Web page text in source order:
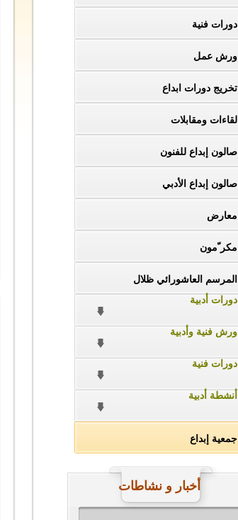
دورات فنية
ورش عمل
تخريج دورات ابداع
لقاءات ومقابلات
صالون إبداع للفنون
صالون إبداع الأدبي
معارض
مكر ّمون
المرسم العاشورائي ظلال
دورات أدبية
ورش فنية وأدبية
دورات فنية
أنشطة أدبية
جمعية إبداع
أخبار و نشاطات
#ناصر_دين_الله